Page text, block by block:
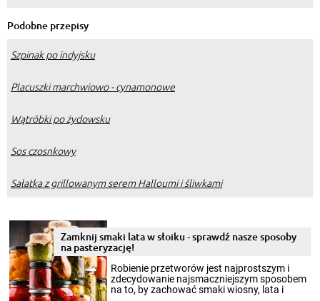
Podobne przepisy
Szpinak po indyjsku
Placuszki marchwiowo - cynamonowe
Wątróbki po żydowsku
Sos czosnkowy
Sałatka z grillowanym serem Halloumi i śliwkami
Zamknij smaki lata w słoiku - sprawdź nasze sposoby
na pasteryzację!
Robienie przetworów jest najprostszym i
zdecydowanie najsmaczniejszym sposobem
na to, by zachować smaki wiosny, lata i